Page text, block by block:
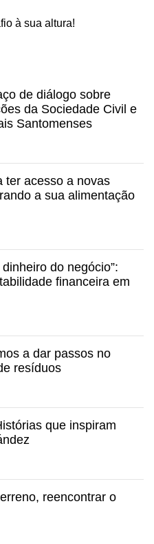
à sua altura!
de diálogo sobre
da Sociedade Civil e
Santomenses
ter acesso a novas
a sua alimentação
do negócio”:
financeira em
a dar passos no
resíduos
que inspiram
reencontrar o